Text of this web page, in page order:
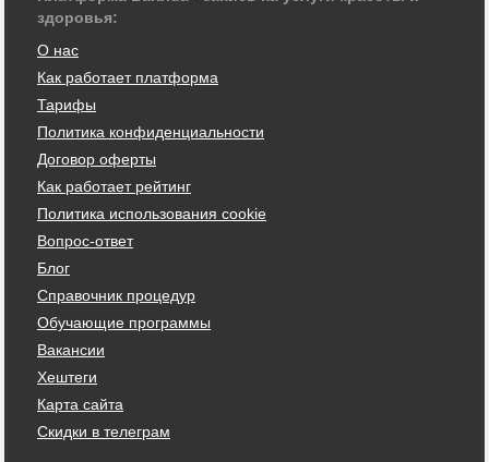
здоровья:
О нас
Как работает платформа
Тарифы
Политика конфиденциальности
Договор оферты
Как работает рейтинг
Политика использования cookie
Вопрос-ответ
Блог
Справочник процедур
Обучающие программы
Вакансии
Хештеги
Карта сайта
Скидки в телеграм